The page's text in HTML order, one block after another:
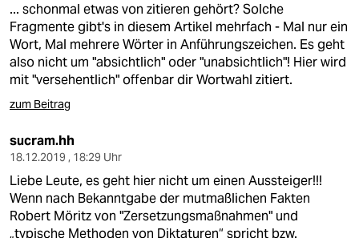
... schonmal etwas von zitieren gehört? Solche
Fragmente gibt's in diesem Artikel mehrfach - Mal nur ein
Wort, Mal mehrere Wörter in Anführungszeichen. Es geht
also nicht um "absichtlich" oder "unabsichtlich"! Hier wird
mit "versehentlich" offenbar dir Wortwahl zitiert.
zum Beitrag
sucram.hh
18.12.2019 , 18:29 Uhr
Liebe Leute, es geht hier nicht um einen Aussteiger!!!
Wenn nach Bekanntgabe der mutmaßlichen Fakten
Robert Möritz von "Zersetzungsmaßnahmen" und
„typische Methoden von Diktaturen“ spricht bzw.